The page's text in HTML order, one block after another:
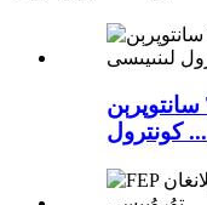
سانتوپرېن TPV قاپلانغان ئىنكولو 825 ​​
كونترول ...